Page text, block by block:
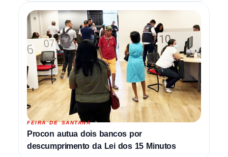
FEIRA DE SANTANA
Procon autua dois bancos por
descumprimento da Lei dos 15 Minutos